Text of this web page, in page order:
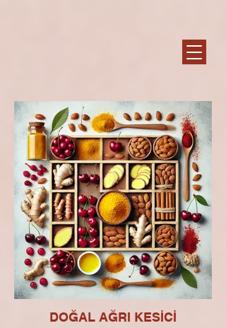
DOĞAL AĞRI KESİCİ